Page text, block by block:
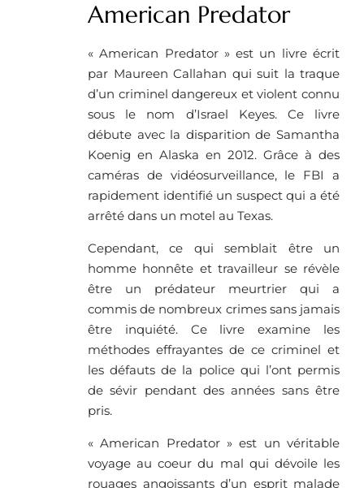
American Predator
« American Predator » est un livre écrit
par Maureen Callahan qui suit la traque
d’un criminel dangereux et violent connu
sous le nom d’Israel Keyes. Ce livre
débute avec la disparition de Samantha
Koenig en Alaska en 2012. Grâce à des
caméras de vidéosurveillance, le FBI a
rapidement identifié un suspect qui a été
arrêté dans un motel au Texas.
Cependant, ce qui semblait être un
homme honnête et travailleur se révèle
être un prédateur meurtrier qui a
commis de nombreux crimes sans jamais
être inquiété. Ce livre examine les
méthodes effrayantes de ce criminel et
les défauts de la police qui l’ont permis
de sévir pendant des années sans être
pris.
« American Predator » est un véritable
voyage au coeur du mal qui dévoile les
rouages angoissants d’un esprit malade